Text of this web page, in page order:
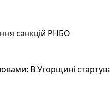
санкцій РНБО
В Угорщині